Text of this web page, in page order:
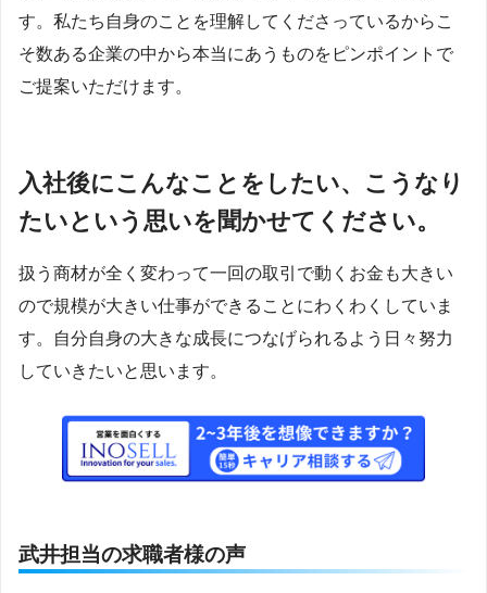
す。私たち自身のことを理解してくださっているからこ
そ数ある企業の中から本当にあうものをピンポイントで
ご提案いただけます。
入社後にこんなことをしたい、こうなり
たいという思いを聞かせてください。
扱う商材が全く変わって一回の取引で動くお金も大きい
ので規模が大きい仕事ができることにわくわくしていま
す。自分自身の大きな成長につなげられるよう日々努力
していきたいと思います。
武井担当の求職者様の声